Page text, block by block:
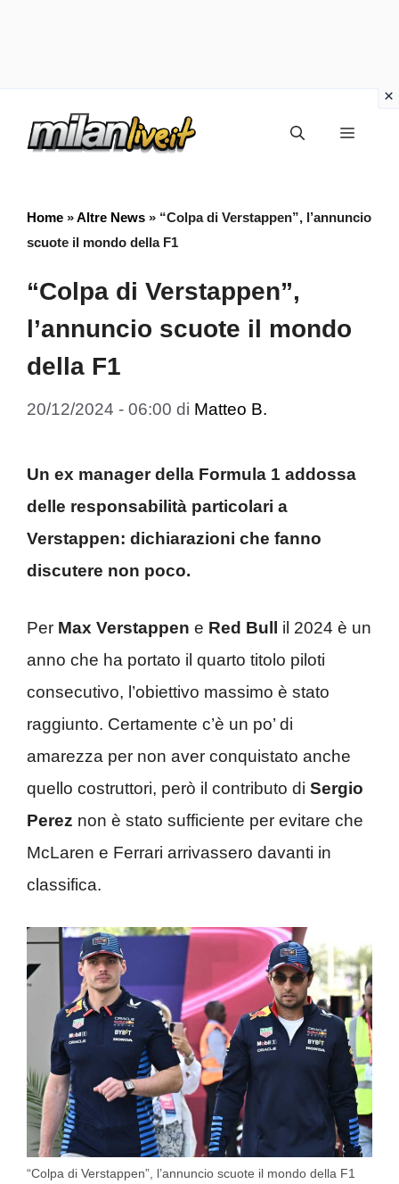
Menu
Home »Altre News » “Colpa di Verstappen”, l’annuncio
scuote il mondo della F1
“Colpa di Verstappen”,
l’annuncio scuote il mondo
della F1
20/12/2024 - 06:00 di Matteo B.
Un ex manager della Formula 1 addossa
delle responsabilità particolari a
Verstappen: dichiarazioni che fanno
discutere non poco.
Per Max Verstappen e Red Bull
il 2024 è un
anno che ha portato il quarto titolo piloti
consecutivo, l’obiettivo massimo è stato
raggiunto. Certamente c’è un po’ di
amarezza per non aver conquistato anche
quello costruttori, però il contributo di Sergio
Perez non è stato sufficiente per evitare che
McLaren e Ferrari arrivassero davanti in
classifica.
“Colpa di Verstappen”, l’annuncio scuote il mondo della F1